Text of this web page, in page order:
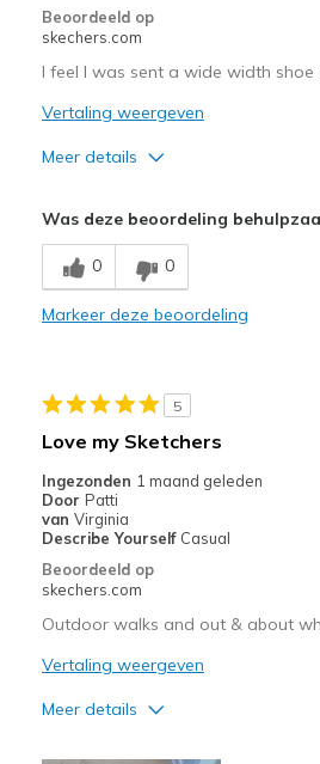
Beoordeeld op
skechers.com
I feel I was sent a wide width
Vertaling weergeven
Meer details
Beste toepassingen
Casual Wear
Sizing
View On Shoes
Shoes are for
Was deze beoordeling
0 0
Markeer deze beoordeling
5
Love my Sketchers
Ingezonden 1 maand geleden
Door Patti
van Virginia
Describe Yourself Casual
Beoordeeld op
skechers.com
Outdoor walks and out & about
Vertaling weergeven
Meer details